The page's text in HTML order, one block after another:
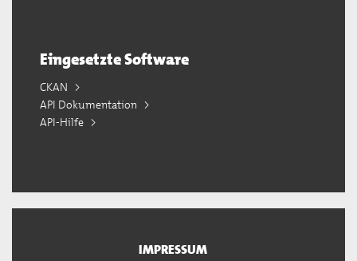
Eingesetzte Software
CKAN
API Dokumentation
API-Hilfe
IMPRESSUM